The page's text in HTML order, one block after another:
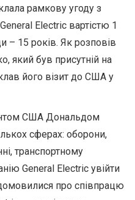
рамкову угоду з
Electric вартістю 1
– 15 років. Як розповів
який був присутній на
його візит до США у
США Дональдом
сферах: оборони,
транспортному
General Electric увійти
про співпрацю